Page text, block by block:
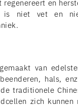
regenereert en
is niet vet en
van
hals,
traditionele
zich